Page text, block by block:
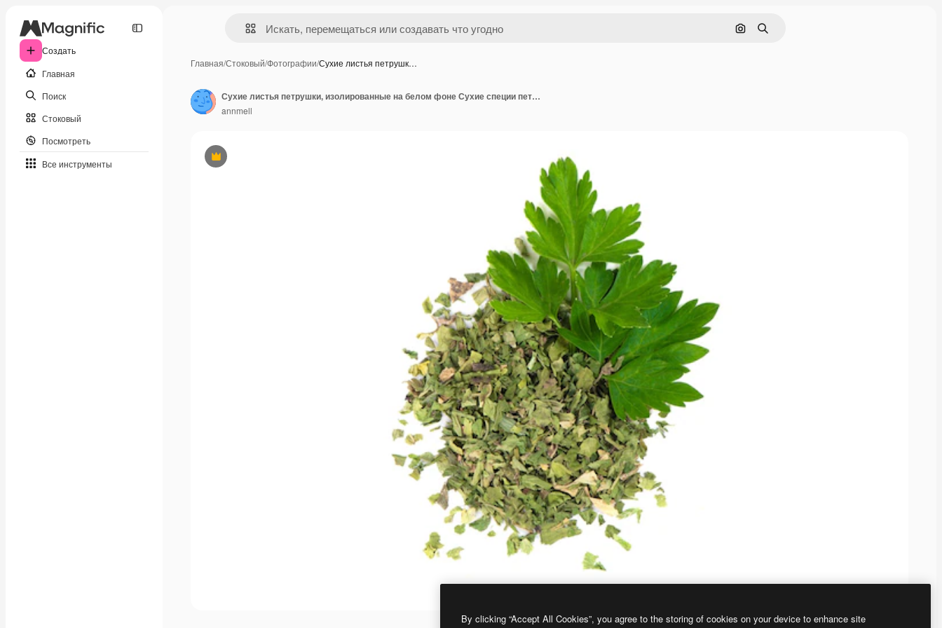
Создать
Главная
Поиск
Стоковый
Посмотреть
Все инструменты
Поиск по изображению
Поиск
Главная/Стоковый/Фотографии/Сухие листья петрушк…
Премиум
Сухие листья петрушки, изолированные на белом фоне Сухие специи петрушки
annmell
By clicking “Accept All Cookies”, you agree to the storing of cookies on your device to enhance site